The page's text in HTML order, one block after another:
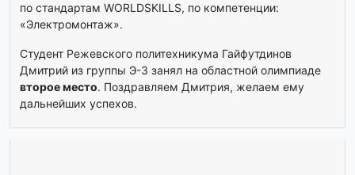
по стандартам WORLDSKILLS, по компетенции:
«Электромонтаж».
Студент Режевского политехникума Гайфутдинов
Дмитрий из группы Э-3 занял на областной олимпиаде
второе место. Поздравляем Дмитрия, желаем ему
дальнейших успехов.